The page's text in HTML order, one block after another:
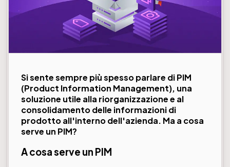
Si sente sempre più spesso parlare di PIM
(Product Information Management), una
soluzione utile alla riorganizzazione e al
consolidamento delle informazioni di
prodotto all'interno dell'azienda. Ma a cosa
serve un PIM?
A cosa serve un PIM